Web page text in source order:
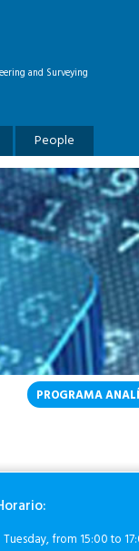
and Surveying
People
PROGRAMA
Tuesday, from 15:00 to